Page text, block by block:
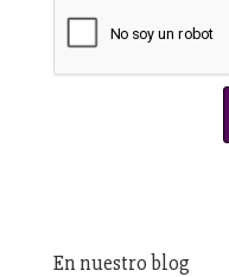
En nuestro blog